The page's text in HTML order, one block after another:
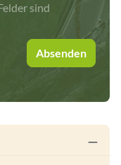
sind
Absenden